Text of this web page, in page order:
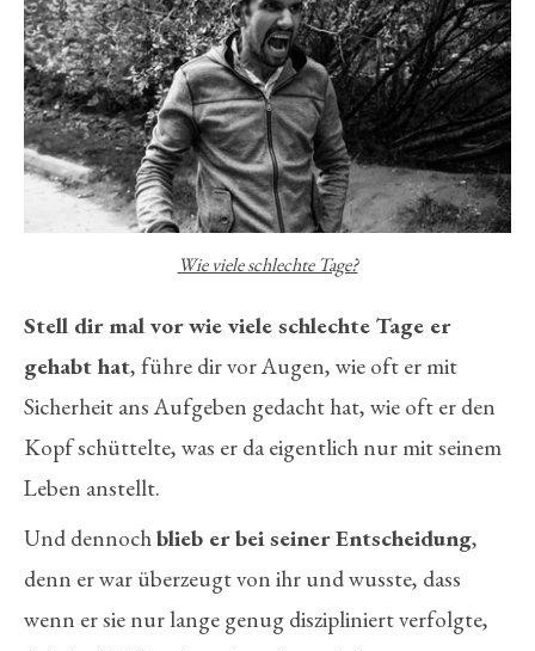
Wie viele schlechte Tage?
Stell dir mal vor wie viele schlechte Tage er
gehabt hat, führe dir vor Augen, wie oft er mit
Sicherheit ans Aufgeben gedacht hat, wie oft er den
Kopf schüttelte, was er da eigentlich nur mit seinem
Leben anstellt.
Und dennochblieb er bei seiner Entscheidung,
denn er war überzeugt von ihr und wusste, dass
wenn er sie nur lange genug diszipliniert verfolgte,